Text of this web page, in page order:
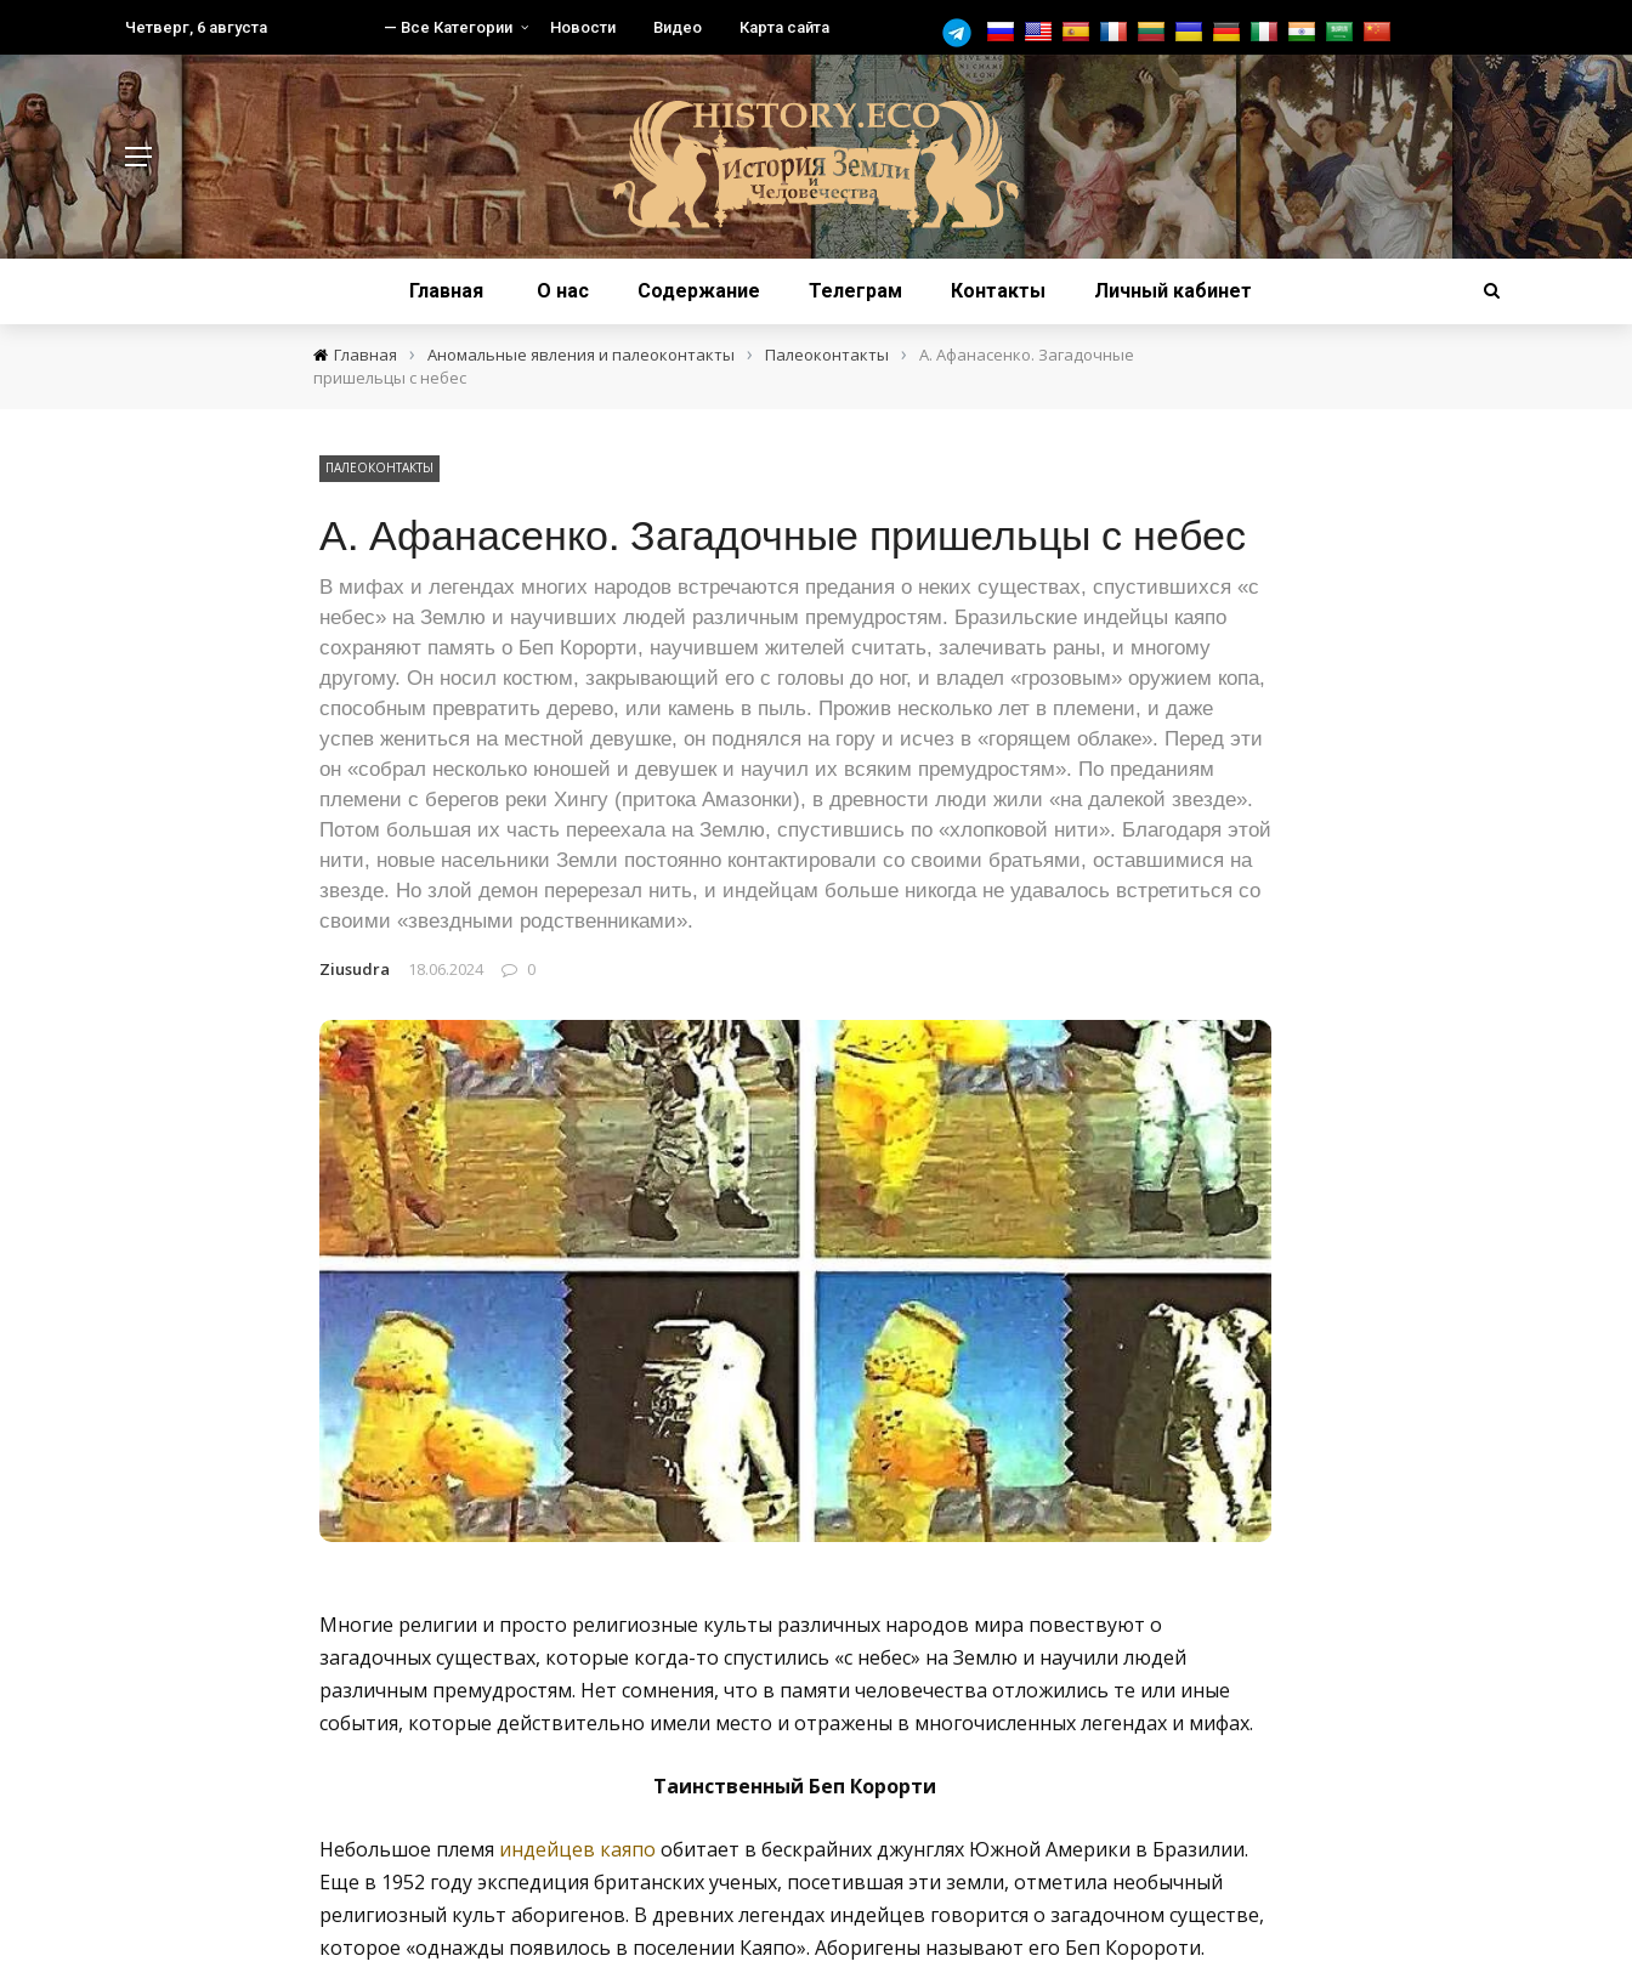
Четверг, 6 августа — Все Категории Новости Видео Карта сайта
Главная О нас Содержание Телеграм Контакты Личный кабинет
Главная › Аномальные явления и палеоконтакты › Палеоконтакты ›
А. Афанасенко. Загадочные
пришельцы с небес
ПАЛЕОКОНТАКТЫ
А. Афанасенко. Загадочные пришельцы с небес
В мифах и легендах многих народов встречаются предания о неких существах, спустившихся «с
небес» на Землю и научивших людей различным премудростям. Бразильские индейцы каяпо
сохраняют память о Беп Корорти, научившем жителей считать, залечивать раны, и многому
другому. Он носил костюм, закрывающий его с головы до ног, и владел «грозовым» оружием копа,
способным превратить дерево, или камень в пыль. Прожив несколько лет в племени, и даже
успев жениться на местной девушке, он поднялся на гору и исчез в «горящем облаке». Перед эти
он «собрал несколько юношей и девушек и научил их всяким премудростям». По преданиям
племени с берегов реки Хингу (притока Амазонки), в древности люди жили «на далекой звезде».
Потом большая их часть переехала на Землю, спустившись по «хлопковой нити». Благодаря этой
нити, новые насельники Земли постоянно контактировали со своими братьями, оставшимися на
звезде. Но злой демон перерезал нить, и индейцам больше никогда не удавалось встретиться со
своими «звездными родственниками».
Ziusudra 18.06.2024 0
Многие религии и просто религиозные культы различных народов мира повествуют о
загадочных существах, которые когда-то спустились «с небес» на Землю и научили людей
различным премудростям. Нет сомнения, что в памяти человечества отложились те или иные
события, которые действительно имели место и отражены в многочисленных легендах и мифах.
Таинственный Беп Корорти
Небольшое племя индейцев каяпо обитает в бескрайних джунглях Южной Америки в Бразилии.
Еще в 1952 году экспедиция британских ученых, посетившая эти земли, отметила необычный
религиозный культ аборигенов. В древних легендах индейцев говорится о загадочном существе,
которое «однажды появилось в поселении Каяпо». Аборигены называют его Беп Коророти.